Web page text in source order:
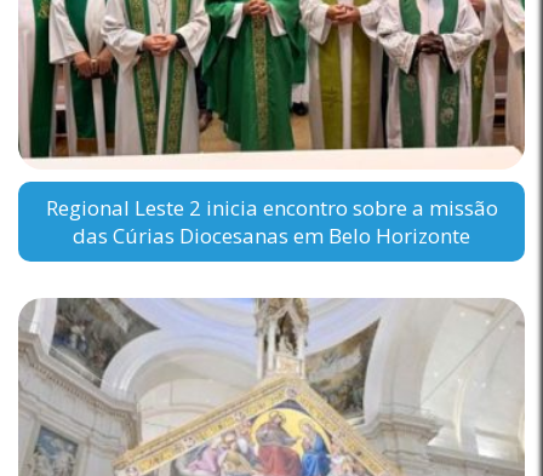
Regional Leste 2 inicia encontro sobre a missão
das Cúrias Diocesanas em Belo Horizonte